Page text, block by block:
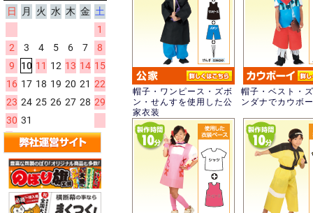
帽子・ワンピース・ズボ
ン・せんすを使用した公
家衣装
帽子・ベスト・
ンダナでカウボ